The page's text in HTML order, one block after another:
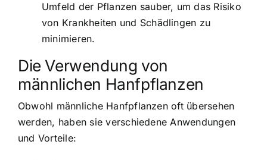
Umfeld der Pflanzen sauber, um das Risiko
von Krankheiten und Schädlingen zu
minimieren.
Die Verwendung von
männlichen Hanfpflanzen
Obwohl männliche Hanfpflanzen oft übersehen
werden, haben sie verschiedene Anwendungen
und Vorteile: